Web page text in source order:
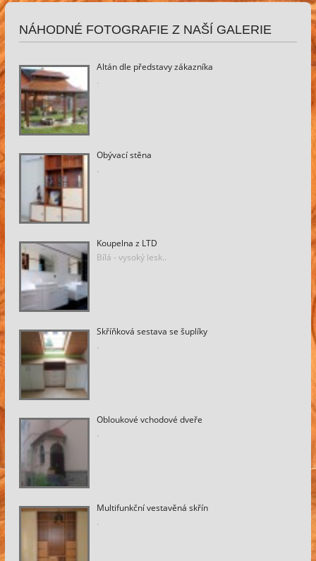
NÁHODNÉ FOTOGRAFIE Z NAŠÍ GALERIE
Altán dle představy zákazníka
.
Obývací stěna
.
Koupelna z LTD
Bílá - vysoký lesk..
Skříňková sestava se šuplíky
.
Obloukové vchodové dveře
.
Multifunkční vestavěná skřín
.